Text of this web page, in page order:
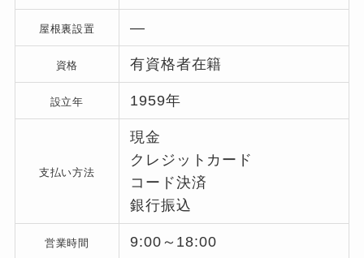
屋根裏設置 ―
資格 有資格者在籍
設立年 1959年
支払い方法
現金
クレジットカード
コード決済
銀行振込
営業時間 9:00～18:00